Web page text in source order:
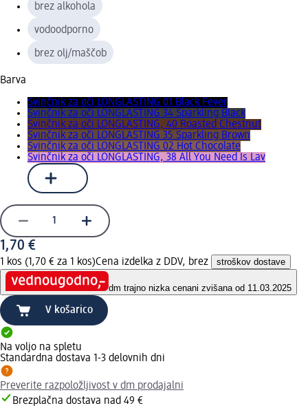
brez alkohola
vodoodporno
brez olj/maščob
Barva
Svinčnik za oči LONGLASTING 01 Black Fever
Svinčnik za oči LONGLASTING 34 Sparkling Black
Svinčnik za oči LONGLASTING, 40 Roasted Chestnut
Svinčnik za oči LONGLASTING 35 Sparkling Brown
Svinčnik za oči LONGLASTING 02 Hot Chocolate
Svinčnik za oči LONGLASTING, 38 All You Need Is Lav
1,70 €
1 kos (1,70 € za 1 kos)Cena izdelka z DDV, brez stroškov dostave
dm trajno nizka cenani zvišana od 11.03.2025
V košarico
Na voljo na spletu
Standardna dostava 1-3 delovnih dni
Preverite razpoložljivost v dm prodajalni
Brezplačna dostava nad 49 €